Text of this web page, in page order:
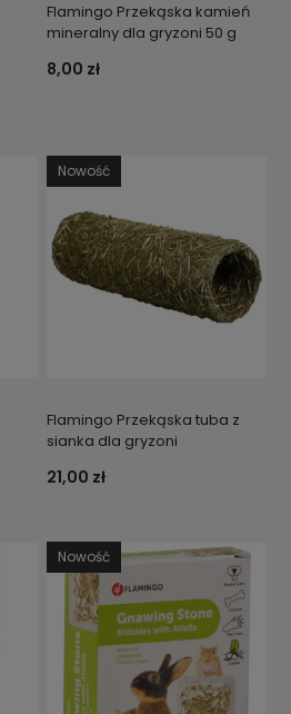
Flamingo Przekąska kamień
mineralny dla gryzoni 50 g
8,00 zł
Flamingo Przekąska tuba z
sianka dla gryzoni
21,00 zł
Nowość
Nowość